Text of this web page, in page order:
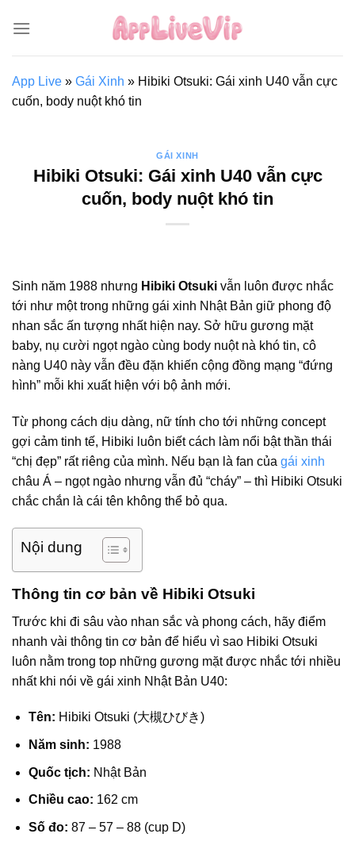
qua
App Live » Gái Xinh » Hibiki Otsuki: Gái xinh U40 vẫn cực
cuốn, body nuột khó tin
GÁI XINH
Hibiki Otsuki: Gái xinh U40 vẫn cực
cuốn, body nuột khó tin
Sinh năm 1988 nhưng Hibiki Otsuki vẫn luôn được nhắc
tới như một trong những gái xinh Nhật Bản giữ phong độ
nhan sắc ấn tượng nhất hiện nay. Sở hữu gương mặt
baby, nụ cười ngọt ngào cùng body nuột nà khó tin, cô
nàng U40 này vẫn đều đặn khiến cộng đồng mạng “đứng
hình” mỗi khi xuất hiện với bộ ảnh mới.
Từ phong cách dịu dàng, nữ tính cho tới những concept
gợi cảm tinh tế, Hibiki luôn biết cách làm nổi bật thần thái
“chị đẹp” rất riêng của mình. Nếu bạn là fan của gái xinh
châu Á – ngọt ngào nhưng vẫn đủ “cháy” – thì Hibiki Otsuki
chắc chắn là cái tên không thể bỏ qua.
Nội dung
Thông tin cơ bản về Hibiki Otsuki
Trước khi đi sâu vào nhan sắc và phong cách, hãy điểm
nhanh vài thông tin cơ bản để hiểu vì sao Hibiki Otsuki
luôn nằm trong top những gương mặt được nhắc tới nhiều
nhất khi nói về gái xinh Nhật Bản U40:
Tên: Hibiki Otsuki (大槻ひびき)
Năm sinh: 1988
Quốc tịch: Nhật Bản
Chiều cao: 162 cm
Số đo: 87 – 57 – 88 (cup D)